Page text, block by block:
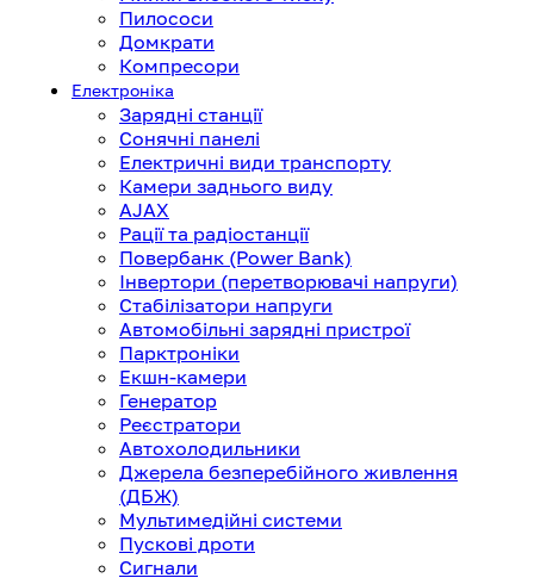
Пилососи
Домкрати
Компресори
Електроніка
Зарядні станції
Сонячні панелі
Електричні види транспорту
Камери заднього виду
AJAX
Рації та радіостанції
Повербанк (Power Bank)
Інвертори (перетворювачі напруги)
Стабілізатори напруги
Автомобільні зарядні пристрої
Парктроніки
Екшн-камери
Генератор
Реєстратори
Автохолодильники
Джерела безперебійного живлення
(ДБЖ)
Мультимедійні системи
Пускові дроти
Сигнали